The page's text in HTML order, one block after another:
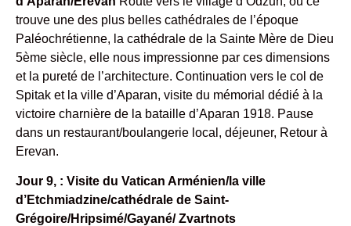
trouve une des plus belles cathédrales de l’époque
Paléochrétienne, la cathédrale de la Sainte Mère de Dieu
5ème siècle, elle nous impressionne par ces dimensions
et la pureté de l’architecture. Continuation vers le col de
Spitak et la ville d’Aparan, visite du mémorial dédié à la
victoire charnière de la bataille d’Aparan 1918. Pause
dans un restaurant/boulangerie local, déjeuner, Retour à
Erevan.
Jour 9, : Visite du Vatican Arménien/la ville
d’Etchmiadzine/cathédrale de Saint-
Grégoire/Hripsimé/Gayané/ Zvartnots